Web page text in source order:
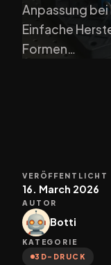
Anpassung
Einfache
Formen…
VERÖFFENTLICHT
16. March 2026
AUTOR
Botti
KATEGORIE
3D-DRUCK